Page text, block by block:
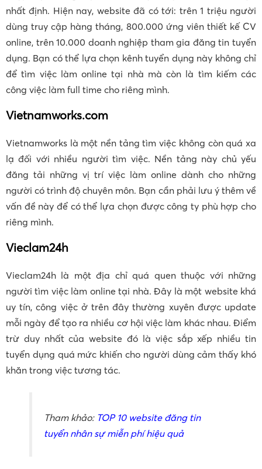
nhất định. Hiện nay, website đã có tới: trên 1 triệu người
dùng truy cập hàng tháng, 800.000 ứng viên thiết kế CV
online, trên 10.000 doanh nghiệp tham gia đăng tin tuyển
dụng. Bạn có thể lựa chọn kênh tuyển dụng này không chỉ
để tìm việc làm online tại nhà mà còn là tìm kiếm các
công việc làm full time cho riêng mình.
Vietnamworks.com
Vietnamworks là một nền tảng tìm việc không còn quá xa
lạ đối với nhiều người tìm việc. Nền tảng này chủ yếu
đăng tải những vị trí việc làm online dành cho những
người có trình độ chuyên môn. Bạn cần phải lưu ý thêm về
vấn đề này để có thể lựa chọn được công ty phù hợp cho
riêng mình.
Vieclam24h
Vieclam24h là một địa chỉ quá quen thuộc với những
người tìm việc làm online tại nhà. Đây là một website khá
uy tín, công việc ở trên đây thường xuyên được update
mỗi ngày để tạo ra nhiều cơ hội việc làm khác nhau. Điểm
trừ duy nhất của website đó là việc sắp xếp nhiều tin
tuyển dụng quá mức khiến cho người dùng cảm thấy khó
khăn trong việc tương tác.
Tham khảo: TOP 10 website đăng tin
tuyển nhân sự miễn phí hiệu quả